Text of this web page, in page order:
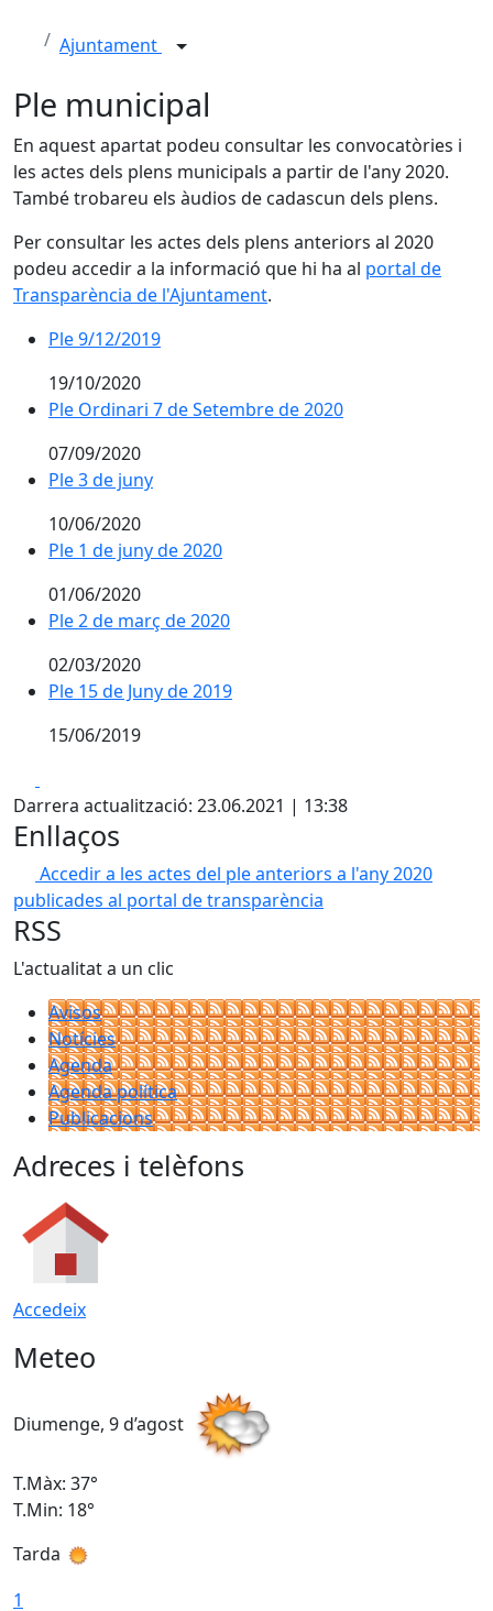
Ajuntament
Ple municipal
En aquest apartat podeu consultar les convocatòries i
les actes dels plens municipals a partir de l'any 2020.
També trobareu els àudios de cadascun dels plens.
Per consultar les actes dels plens anteriors al 2020
podeu accedir a la informació que hi ha al portal de
Transparència de l'Ajuntament.
Ple 9/12/2019
19/10/2020
Ple Ordinari 7 de Setembre de 2020
07/09/2020
Ple 3 de juny
10/06/2020
Ple 1 de juny de 2020
01/06/2020
Ple 2 de març de 2020
02/03/2020
Ple 15 de Juny de 2019
15/06/2019
Darrera actualització: 23.06.2021 | 13:38
Enllaços
Accedir a les actes del ple anteriors a l'any 2020
publicades al portal de transparència
RSS
L'actualitat a un clic
Avisos
Notícies
Agenda
Agenda política
Publicacions
Adreces i telèfons
Accedeix
Meteo
Diumenge, 9 d’agost
T.Màx: 37°
T.Min: 18°
Tarda
1